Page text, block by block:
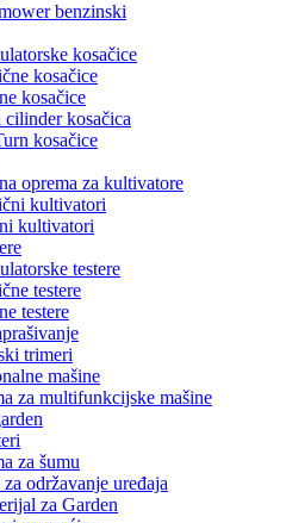
benzinski
kosačice
kosačice
kosačice
cilinder kosačica
kosačice
oprema za kultivatore
kultivatori
kultivatori
testere
testere
testere
trimeri
mašine
za multifunkcijske mašine
za šumu
održavanje uređaja
za Garden